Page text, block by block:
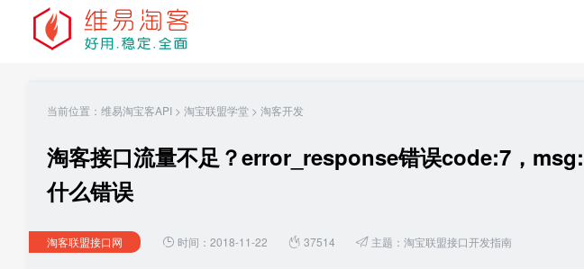
当前位置： 维易淘宝客API > 淘宝联盟学堂 > 淘客开发
淘客接口流量不足？error_response错误code:7，
什么错误
淘客联盟接口网 时间：2018-11-22 37514 主题： 淘宝联盟接口开发指南